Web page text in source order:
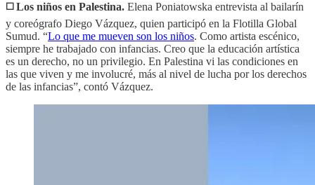
◻️ Los niños en Palestina. Elena Poniatowska entrevista al bailarín
y coreógrafo Diego Vázquez, quien participó en la Flotilla Global
Sumud. “Lo que me mueven son los niños. Como artista escénico,
siempre he trabajado con infancias. Creo que la educación artística
es un derecho, no un privilegio. En Palestina vi las condiciones en
las que viven y me involucré, más al nivel de lucha por los derechos
de las infancias”, contó Vázquez.